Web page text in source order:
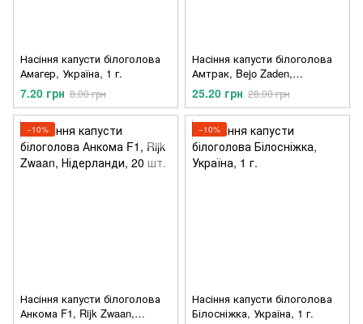
Насіння капусти білоголова
Амагер, Україна, 1 г.
7.20 грн 8.00 грн
Насіння капусти білоголова
Амтрак, Bejo Zaden,
Нідерланди, 20 шт.
25.20 грн 28.00 грн
−10%
Насіння капусти білоголова
Анкома F1, Rijk Zwaan,
−10%
Насіння капусти білоголова
Білосніжка, Україна, 1 г.